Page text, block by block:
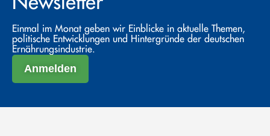
Einmal im Monat geben wir Einblicke in aktuelle Themen,
politische Entwicklungen und Hintergründe der deutschen
Ernährungsindustrie.
Anmelden